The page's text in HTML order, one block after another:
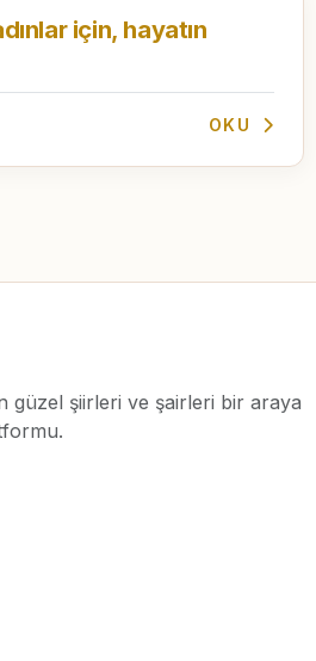
için, hayatın
OKU
güzel şiirleri ve şairleri bir araya